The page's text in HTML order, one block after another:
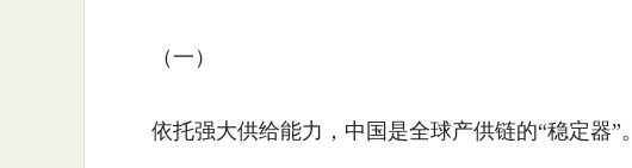
（一）
依托强大供给能力，中国是全球产供链的“稳定器”。